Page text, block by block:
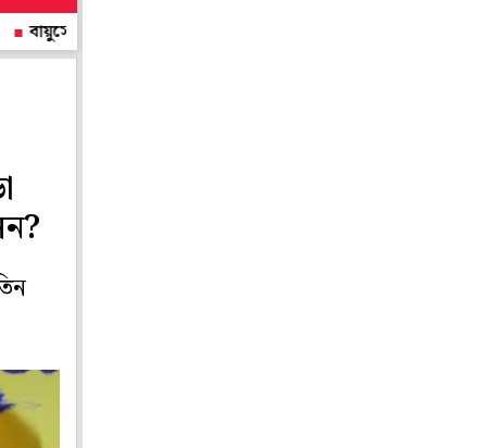
প্রথম মহিলা 'টপ গান' পাইলট, ইতিহাস গড়লেন স্কোয়াড্রন লিডার